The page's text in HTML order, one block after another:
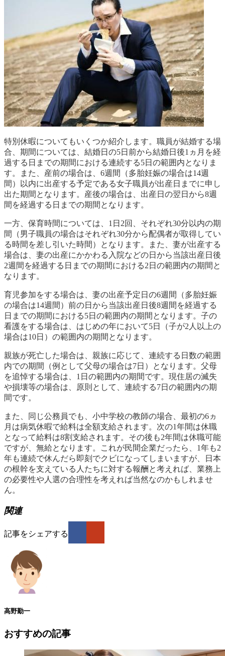
特別休暇についてもいくつか紹介します。職員が結婚する場
合、期間については、結婚日の5日前から結婚日後1ヵ月を経
過する日までの期間における連続する5日の範囲内となりま
す。また、産前の場合は、6週間（多胎妊娠の場合は14週
間）以内に出産する予定である女子職員が出産日までに申し
出た期間となります。産後の場合は、出産日の翌日から8週
間を経過する日までの期間となります。
一方、保育時間については、1日2回、それぞれ30分以内の期
間（男子職員の場合はそれぞれ30分から配偶者が取得してい
る時間を差し引いた時間）となります。また、妻が出産する
場合は、妻の出産にかかわる入院などの日から当該出産日後
2週間を経過する日までの期間における2日の範囲内の期間と
なります。
育児参加をする場合は、妻の出産予定日の6週間（多胎妊娠
の場合は14週間）前の日から当該出産日後8週間を経過する
日までの期間における5日の範囲内の期間となります。子の
看護をする場合は、はじめの年において5日（子が2人以上の
場合は10日）の範囲内の期間となります。
親族が死亡した場合は、親族に応じて、連続する日数の範囲
内での期間（例として父母の場合は7日）となります。父母
を追悼する場合は、1日の範囲内の期間です。現住居の滅失
や損壊等の場合は、原則として、連続する7日の範囲内の期
間です。
また、同じ公務員でも、小中学校の教師の場合、最初の6ヵ
月は病気休暇で給料は全額支給されます。次の1年間は休職
となって給料は8割支給されます。その後も2年間は休職可能
ですが、無給となります。これが民間企業だったら、1年も2
年も連続で休んだら即刻でクビになってしまいますが、日本
の根幹を支えている人たちに対する報酬と考えれば、業務上
の必要性や人選の合理性を考えれば当然なのかもしれませ
ん。
関連
記事をシェアする
高野勤一
おすすめの記事